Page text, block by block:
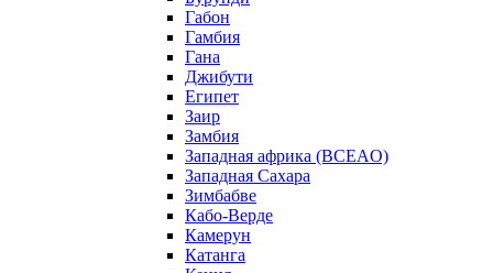
Габон
Гамбия
Гана
Джибути
Египет
Заир
Замбия
Западная африка (BCEAO)
Западная Сахара
Зимбабве
Кабо-Верде
Камерун
Катанга